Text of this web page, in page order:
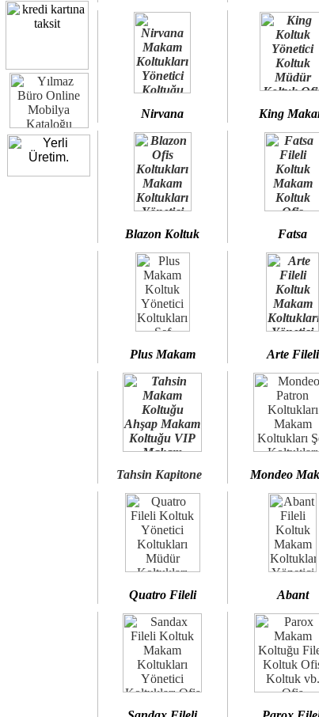
Nirvana King
Blazon Koltuk Fatsa
Plus Makam Arte Fileli
Tahsin Kapitone Mondeo
Quatro Fileli Abant